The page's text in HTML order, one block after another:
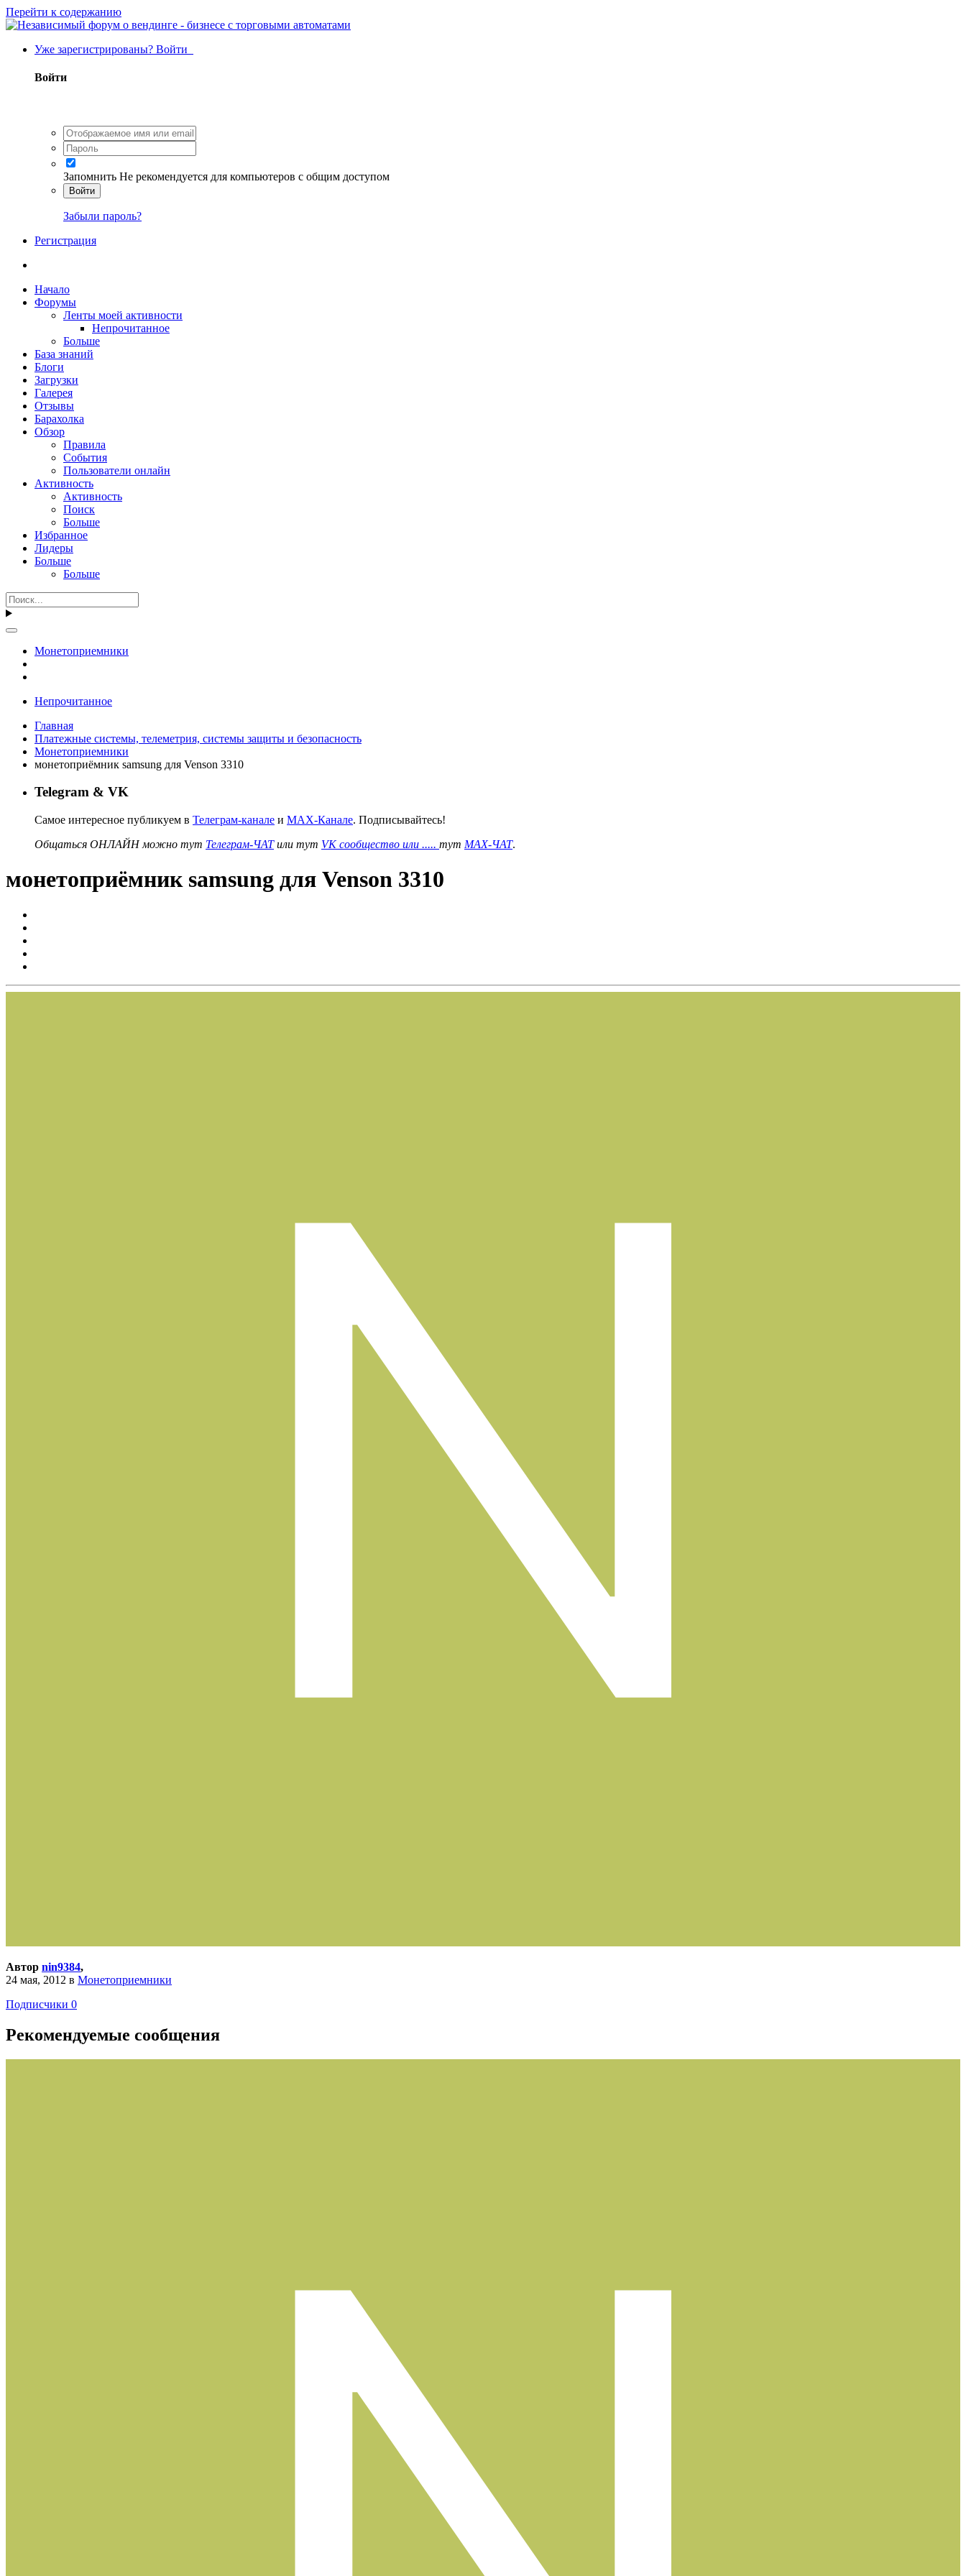
Перейти к содержанию
Уже зарегистрированы? Войти
Войти
Запомнить Не рекомендуется для компьютеров с общим доступом
Войти
Забыли пароль?
Регистрация
Начало
Форумы
Ленты моей активности
Непрочитанное
Больше
База знаний
Блоги
Загрузки
Галерея
Отзывы
Барахолка
Обзор
Правила
События
Пользователи онлайн
Активность
Активность
Поиск
Больше
Избранное
Лидеры
Больше
Больше
Монетоприемники
Непрочитанное
Главная
Платежные системы, телеметрия, системы защиты и безопасность
Монетоприемники
монетоприёмник samsung для Venson 3310
Telegram & VK
Самое интересное публикуем в Телеграм-канале и MAX-Канале. Подписывайтесь!
Общаться ОНЛАЙН можно тут Телеграм-ЧАТили тут VK сообщество или ..... тут MAX-ЧАТ.
монетоприёмник samsung для Venson 3310
Автор nin9384,
24 мая, 2012 в Монетоприемники
Подписчики 0
Рекомендуемые сообщения